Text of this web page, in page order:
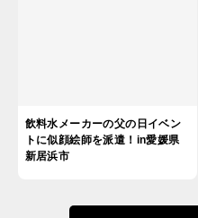
飲料水メーカーの父の日イベン
トに似顔絵師を派遣！in愛媛県
新居浜市